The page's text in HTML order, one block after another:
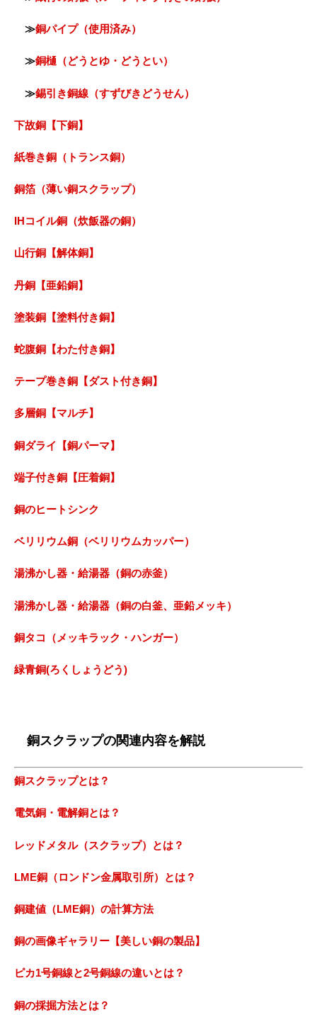
≫銅パイプ（使用済み）
≫銅樋（どうとゆ・どうとい）
≫錫引き銅線（すずびきどうせん）
下故銅【下銅】
紙巻き銅（トランス銅）
銅箔（薄い銅スクラップ）
IHコイル銅（炊飯器の銅）
山行銅【解体銅】
丹銅【亜鉛銅】
塗装銅【塗料付き銅】
蛇腹銅【わた付き銅】
テープ巻き銅【ダスト付き銅】
多層銅【マルチ】
銅ダライ【銅パーマ】
端子付き銅【圧着銅】
銅のヒートシンク
ベリリウム銅（ベリリウムカッパー）
湯沸かし器・給湯器（銅の赤釜）
湯沸かし器・給湯器（銅の白釜、亜鉛メッキ）
銅タコ（メッキラック・ハンガー）
緑青銅(ろくしょうどう)
銅スクラップの関連内容を解説
銅スクラップとは？
電気銅・電解銅とは？
レッドメタル（スクラップ）とは？
LME銅（ロンドン金属取引所）とは？
銅建値（LME銅）の計算方法
銅の画像ギャラリー【美しい銅の製品】
ピカ1号銅線と2号銅線の違いとは？
銅の採掘方法とは？